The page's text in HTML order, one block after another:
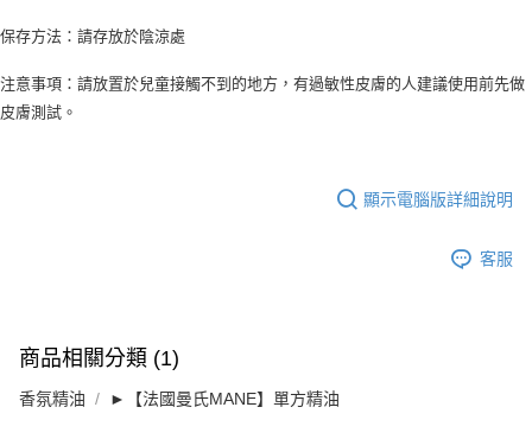
保存方法：請存放於陰涼處
注意事項：請放置於兒童接觸不到的地方，有過敏性皮膚的人建議使用前先做
皮膚測試。
顯示電腦版詳細說明
客服
商品相關分類 (1)
香氛精油 ►【法國曼氏MANE】單方精油